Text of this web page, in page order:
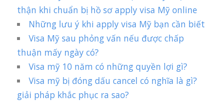
thận khi chuẩn bị hồ sơ apply visa Mỹ online
Những lưu ý khi apply visa Mỹ bạn cần biết
Visa Mỹ sau phỏng vấn nếu được chấp
thuận mấy ngày có?
Visa mỹ 10 năm có những quyền lợi gì?
Visa mỹ bị đóng dấu cancel có nghĩa là gì?
giải pháp khắc phục ra sao?